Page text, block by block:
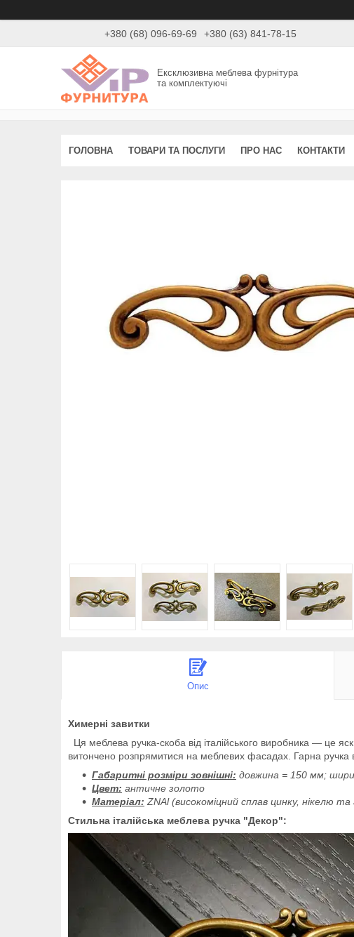
+380 (68) 096-69-69 +380 (63) 841-78-15
Ексклюзивна меблева фурнітура
та комплектуючі
ГОЛОВНА ТОВАРИ ТА ПОСЛУГИ ПРО НАС КОНТАКТИ
Опис
Химерні завитки
Ця меблева ручка-скоба від італійського виробника — це
витончено розпрямитися на меблевих фасадах. Гарна ручка
Габаритні розміри зовнішні: довжина = 150 мм;
Цвет: античне золото
Матеріал: ZNAl (високоміцний сплав цинку, нікелю та
Стильна італійська меблева ручка "Декор":